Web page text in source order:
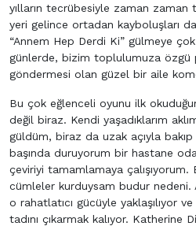
yılların tecrübesiyle zaman
yeri gelince ortadan kayboluşları
“Annem Hep Derdi Ki” gülmeye çok
günlerde, bizim toplulumuza özgü
göndermesi olan güzel bir aile
Bu çok eğlenceli oyunu ilk
değil biraz. Kendi yaşadıklarım
güldüm, biraz da uzak açıyla
başında duruyorum bir hastane
çeviriyi tamamlamaya çalışıyorum.
cümleler kurduysam budur nedeni.
o rahatlatıcı gücüyle yaklaşılıyor
tadını çıkarmak kalıyor. Katherine